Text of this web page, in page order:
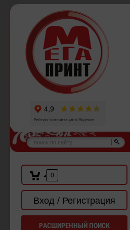
0
Вход / Регистрация
РАСШИРЕННЫЙ ПОИСК